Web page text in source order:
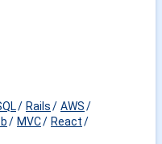
ニケーション 【環境】
Redux / Next.js / Docker /
Rails
AWS
MVC
React